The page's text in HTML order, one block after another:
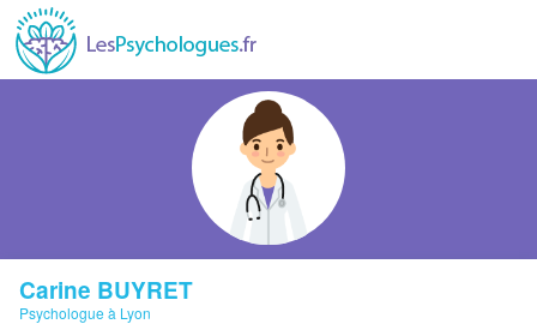
Carine BUYRET
Psychologue à Lyon